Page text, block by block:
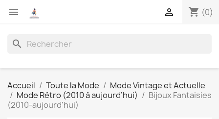
 shopping_cart (0)

search
Accueil Toute la Mode
Mode Vintage et Actuelle
Mode Rétro (2010 à aujourd’hui)
Bijoux Fantaisies
(2010-aujourd'hui)